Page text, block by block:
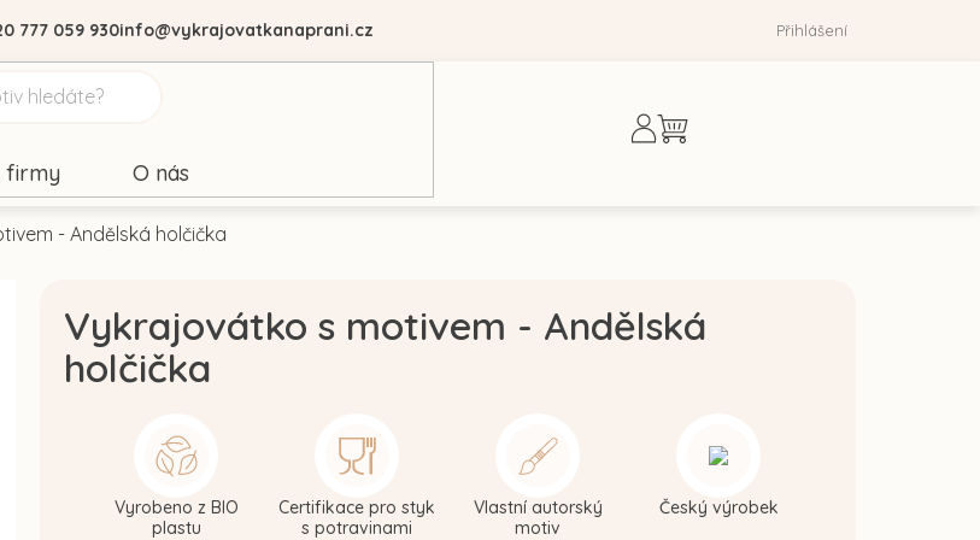
777 059 930info@vykrajovatkanaprani.cz Přihlášení
Nákupní
firmy O nás
- Andělská holčička
Vykrajovátko s motivem - Andělská
holčička
Vyrobeno z BIO
plastu
Certifikace pro styk
s potravinami
Vlastní autorský
motiv
Český výrobek